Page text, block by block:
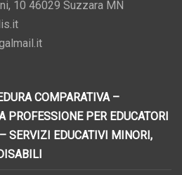
10 46029 Suzzara MN
COMPARATIVA –
PROFESSIONE PER EDUCATORI
SERVIZI EDUCATIVI MINORI,